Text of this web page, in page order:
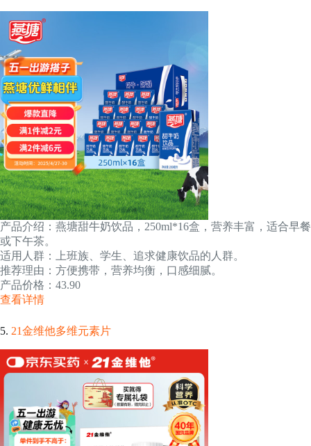
产品介绍：燕塘甜牛奶饮品，250ml*16盒，营养丰富，适合早餐
或下午茶。
适用人群：上班族、学生、追求健康饮品的人群。
推荐理由：方便携带，营养均衡，口感细腻。
产品价格：43.90
查看详情
5. 21金维他多维元素片